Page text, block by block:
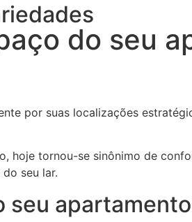
do seu
por suas localizações
hoje tornou-se sinônimo de
seu lar.
seu